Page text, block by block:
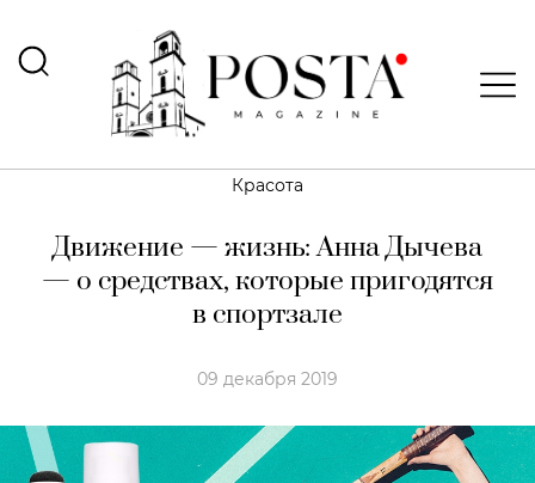
Красота
Движение — жизнь: Анна Дычева
— о средствах, которые пригодятся
в спортзале
09 декабря 2019